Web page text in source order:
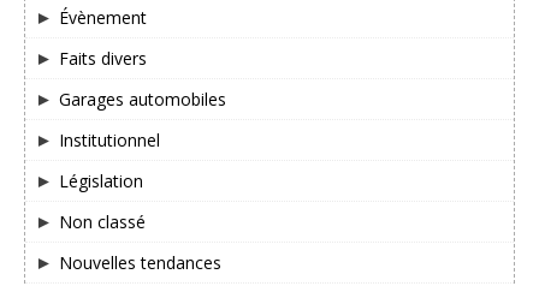
Évènement
Faits divers
Garages automobiles
Institutionnel
Législation
Non classé
Nouvelles tendances